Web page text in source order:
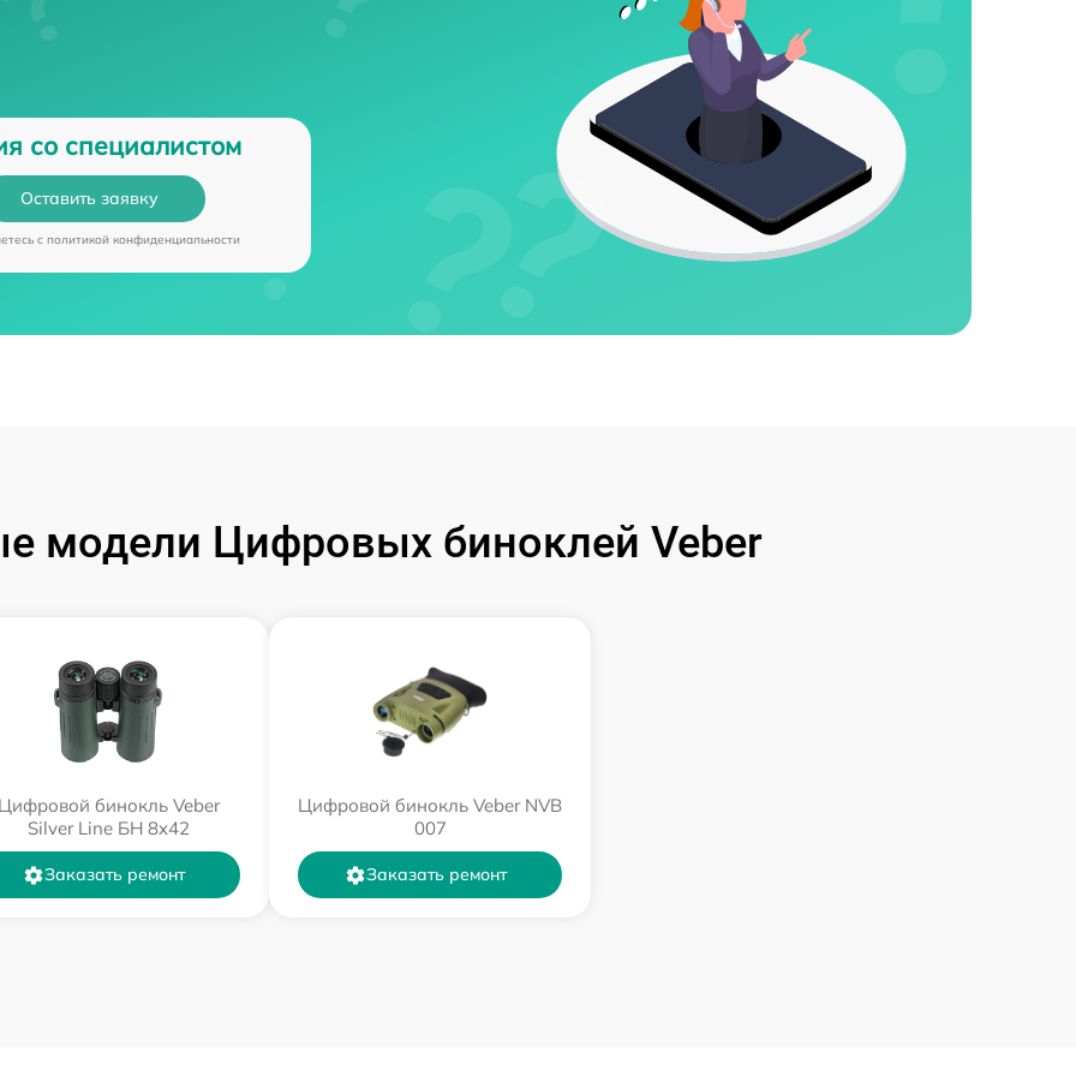
со специалистом
Оставить заявку
c политикой конфиденциальности
модели Цифровых биноклей Veber
бинокль Veber
Silver Line БН 8x42
Заказать ремонт
Цифровой бинокль Veber NVB
007
Заказать ремонт